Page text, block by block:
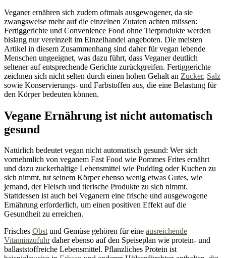
Veganer ernähren sich zudem oftmals ausgewogener, da sie
zwangsweise mehr auf die einzelnen Zutaten achten müssen:
Fertiggerichte und Convenience Food ohne Tierprodukte werden
bislang nur vereinzelt im Einzelhandel angeboten. Die meisten
Artikel in diesem Zusammenhang sind daher für vegan lebende
Menschen ungeeignet, was dazu führt, dass Veganer deutlich
seltener auf entsprechende Gerichte zurückgreifen. Fertiggerichte
zeichnen sich nicht selten durch einen hohen Gehalt an Zucker, Salz
sowie Konservierungs- und Farbstoffen aus, die eine Belastung für
den Körper bedeuten können.
Vegane Ernährung ist nicht automatisch
gesund
Natürlich bedeutet vegan nicht automatisch gesund: Wer sich
vornehmlich von veganem Fast Food wie Pommes Frites ernährt
und dazu zuckerhaltige Lebensmittel wie Pudding oder Kuchen zu
sich nimmt, tut seinem Körper ebenso wenig etwas Gutes, wie
jemand, der Fleisch und tierische Produkte zu sich nimmt.
Stattdessen ist auch bei Veganern eine frische und ausgewogene
Ernährung erforderlich, um einen positiven Effekt auf die
Gesundheit zu erreichen.
Frisches Obstund Gemüse gehören für eine ausreichende
Vitaminzufuhrdaher ebenso auf den Speiseplan wie protein- und
ballaststoffreiche Lebensmittel. Pflanzliches Protein ist